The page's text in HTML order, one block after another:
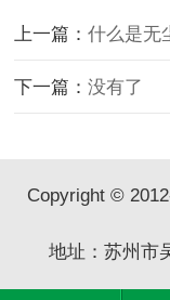
上一篇：什么是无
下一篇：没有了
Copyright ©
地址：苏州市